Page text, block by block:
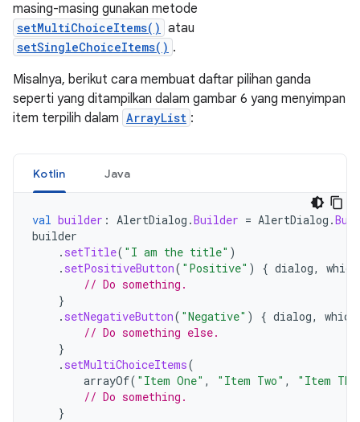
masing-masing gunakan metode
setMultiChoiceItems() atau
setSingleChoiceItems() .
Misalnya, berikut cara membuat daftar pilihan ganda
seperti yang ditampilkan dalam gambar 6 yang menyimpan
item terpilih dalam ArrayList :
Kotlin Java
val builder : AlertDialog .Builder = AlertDialog .
builder
. setTitle( "I am the title" )
. setPositiveButton( "Positive" ) { dialog,
which
// Do something.
}
. setNegativeButton( "Negative" ) { dialog,
which
// Do something else.
}
. setMultiChoiceItems(
arrayOf( "Item One" , "Item Two" ,
"Item
// Do something.
}